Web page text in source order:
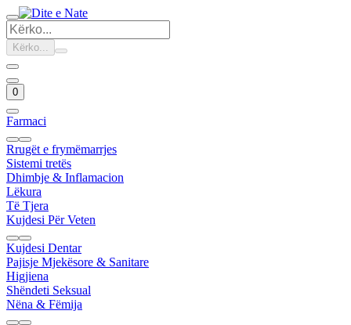
Kërko...
0
Farmaci
Rrugët e frymëmarrjes
Sistemi tretës
Dhimbje & Inflamacion
Lëkura
Të Tjera
Kujdesi Për Veten
Kujdesi Dentar
Pajisje Mjekësore & Sanitare
Higjiena
Shëndeti Seksual
Nëna & Fëmija